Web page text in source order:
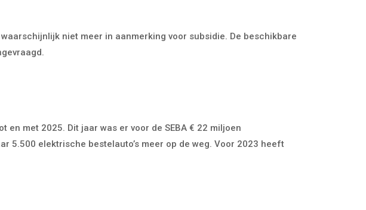
niet meer in aanmerking voor subsidie. De beschikbare
en met 2025. Dit jaar was er voor de SEBA € 22 miljoen
5.500 elektrische bestelauto’s meer op de weg. Voor 2023 heeft